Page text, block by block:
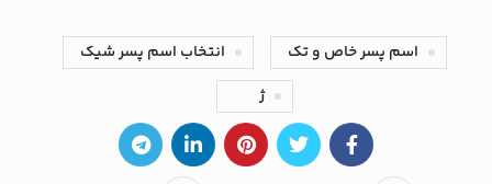
اسم پسر خاص و تک
انتخاب اسم پسر شیک
ژ